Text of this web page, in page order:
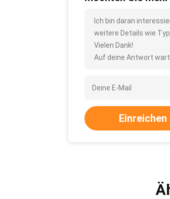
Ich bin daran
weitere Details wie
Vielen Dank!
Auf deine Antwort
Einreichen